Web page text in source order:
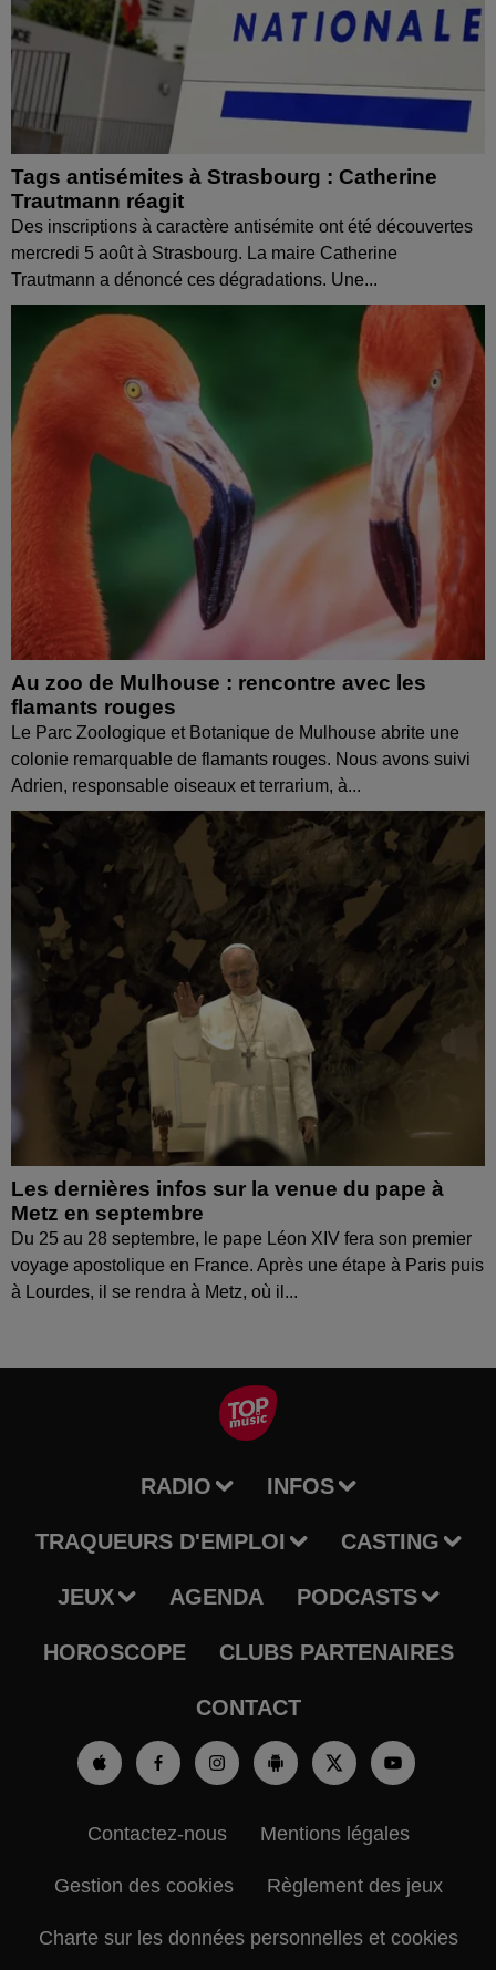
Tags antisémites à Strasbourg : Catherine
Trautmann réagit
Des inscriptions à caractère antisémite ont été découvertes
mercredi 5 août à Strasbourg. La maire Catherine
Trautmann a dénoncé ces dégradations. Une...
Au zoo de Mulhouse : rencontre avec les
flamants rouges
Le Parc Zoologique et Botanique de Mulhouse abrite une
colonie remarquable de flamants rouges. Nous avons suivi
Adrien, responsable oiseaux et terrarium, à...
Les dernières infos sur la venue du pape à
Metz en septembre
Du 25 au 28 septembre, le pape Léon XIV fera son premier
voyage apostolique en France. Après une étape à Paris puis
à Lourdes, il se rendra à Metz, où il...
RADIO INFOS
TRAQUEURS D'EMPLOI CASTING
JEUX AGENDA PODCASTS
HOROSCOPE CLUBS PARTENAIRES
CONTACT
Contactez-nous Mentions légales
Gestion des cookies Règlement des jeux
Charte sur les données personnelles et cookies